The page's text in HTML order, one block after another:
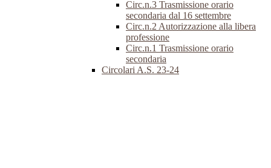
Circ.n.3 Trasmissione orario
secondaria dal 16 settembre
Circ.n.2 Autorizzazione alla libera
professione
Circ.n.1 Trasmissione orario
secondaria
Circolari A.S. 23-24